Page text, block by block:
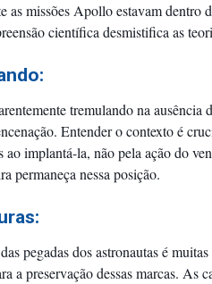
as missões Apollo estavam dentro
científica desmistifica as
tremulando na ausência
Entender o contexto é
ao implantá-la, não pela ação do
permaneça nessa posição.
pegadas dos astronautas é
a preservação dessas marcas. As